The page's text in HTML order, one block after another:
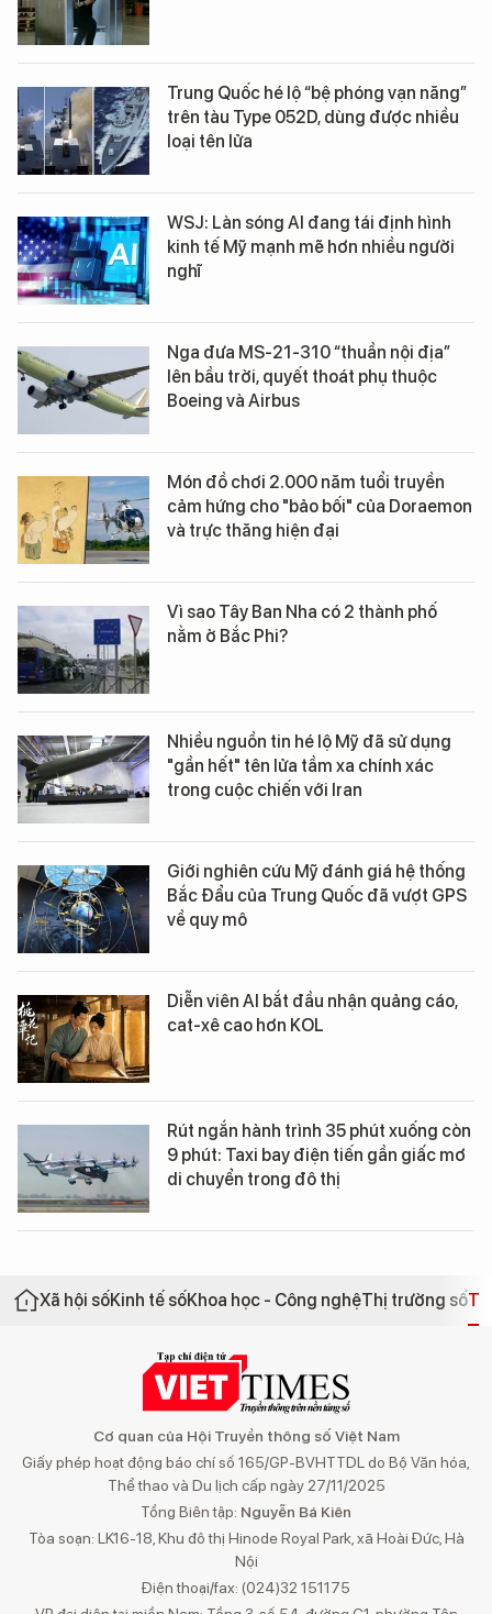
Trung Quốc hé lộ “bệ phóng vạn năng”
trên tàu Type 052D, dùng được nhiều
loại tên lửa
WSJ: Làn sóng AI đang tái định hình
kinh tế Mỹ mạnh mẽ hơn nhiều người
nghĩ
Nga đưa MS-21-310 “thuần nội địa”
lên bầu trời, quyết thoát phụ thuộc
Boeing và Airbus
Món đồ chơi 2.000 năm tuổi truyền
cảm hứng cho "bảo bối" của Doraemon
và trực thăng hiện đại
Vì sao Tây Ban Nha có 2 thành phố
nằm ở Bắc Phi?
Nhiều nguồn tin hé lộ Mỹ đã sử dụng
"gần hết" tên lửa tầm xa chính xác
trong cuộc chiến với Iran
Giới nghiên cứu Mỹ đánh giá hệ thống
Bắc Đẩu của Trung Quốc đã vượt GPS
về quy mô
Diễn viên AI bắt đầu nhận quảng cáo,
cat-xê cao hơn KOL
Rút ngắn hành trình 35 phút xuống còn
9 phút: Taxi bay điện tiến gần giấc mơ
di chuyển trong đô thị
Xã hội sốKinh tế sốKhoa học - Công nghệThị trường số
Cơ quan của Hội Truyền thông số Việt Nam
Giấy phép hoạt động báo chí số 165/GP-BVHTTDL do Bộ Văn hóa,
Thể thao và Du lịch cấp ngày 27/11/2025
Tổng Biên tập: Nguyễn Bá Kiên
Tòa soạn: LK16-18, Khu đô thị Hinode Royal Park, xã Hoài Đức, Hà
Nội
Điện thoại/fax: (024)32 151175